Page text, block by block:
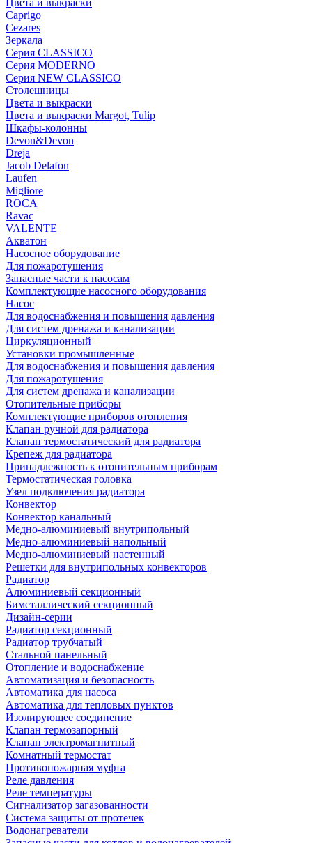
Цвета и выкраски
Caprigo
Cezares
Зеркала
Серия CLASSICO
Серия MODERNO
Серия NEW CLASSICO
Столешницы
Цвета и выкраски
Цвета и выкраски Margot, Tulip
Шкафы-колонны
Devon&Devon
Dreja
Jacob Delafon
Laufen
Migliore
ROCA
Rаvac
VALENTE
Акватон
Насосное оборудование
Для пожаротушения
Запасные части к насосам
Комплектующие насосного оборудования
Насос
Для водоснабжения и повышения давления
Для систем дренажа и канализации
Циркуляционный
Установки промышленные
Для водоснабжения и повышения давления
Для пожаротушения
Для систем дренажа и канализации
Отопительные приборы
Комплектующие приборов отопления
Клапан ручной для радиатора
Клапан термостатический для радиатора
Крепеж для радиатора
Принадлежность к отопительным приборам
Термостатическая головка
Узел подключения радиатора
Конвектор
Конвектор канальный
Медно-алюминиевый внутрипольный
Медно-алюминиевый напольный
Медно-алюминиевый настенный
Решетки для внутрипольных конвекторов
Радиатор
Алюминиевый секционный
Биметаллический секционный
Дизайн-серии
Радиатор секционный
Радиатор трубчатый
Стальной панельный
Отопление и водоснабжение
Автоматизация и безопасность
Автоматика для насоса
Автоматика для тепловых пунктов
Изолирующее соединение
Клапан термозапорный
Клапан электромагнитный
Комнатный термостат
Противопожарная муфта
Реле давления
Реле температуры
Сигнализатор загазованности
Система защиты от протечек
Водонагреватели